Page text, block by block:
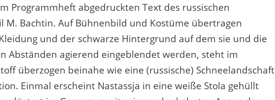
Programmheft abgedruckten Text des russischen
M. Bachtin. Auf Bühnenbild und Kostüme übertragen
und der schwarze Hintergrund auf dem sie und die
Abständen agierend eingeblendet werden, steht im
überzogen beinahe wie eine (russische) Schneelandschaft
Einmal erscheint Nastassja in eine weiße Stola gehüllt